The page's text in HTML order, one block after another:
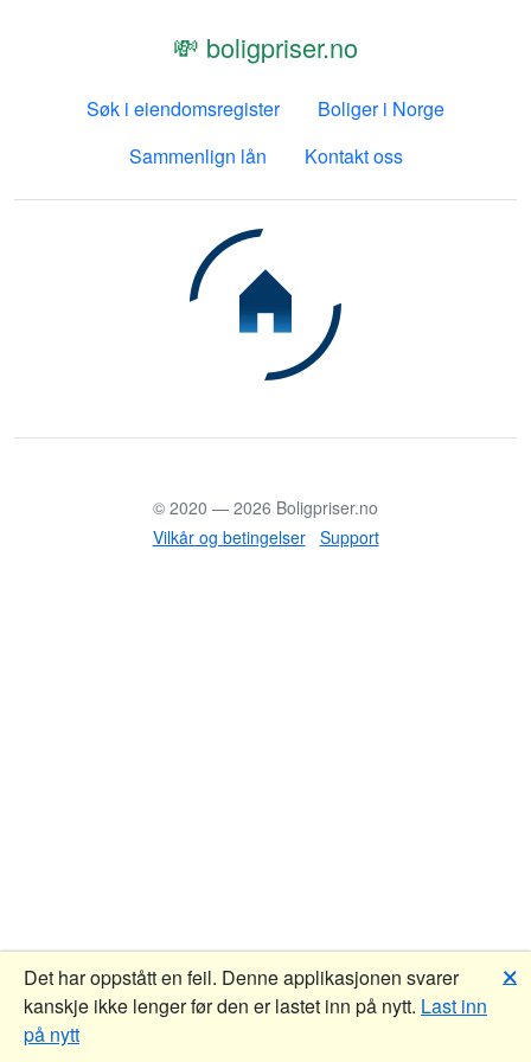
💸 boligpriser.no
Søk i eiendomsregister
Boliger i Norge
Sammenlign lån
Kontakt oss
© 2020 — 2026 Boligpriser.no
Vilkår og betingelser
Support
Det har oppstått en feil. Denne applikasjonen svarer
kanskje ikke lenger før den er lastet inn på nytt. Last inn
på nytt
🗙